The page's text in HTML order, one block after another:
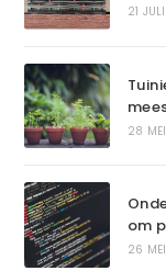
21
28
om
26